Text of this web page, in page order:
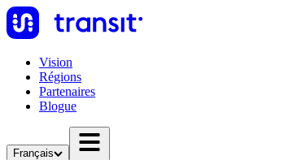
Vision
Régions
Partenaires
Blogue
Français